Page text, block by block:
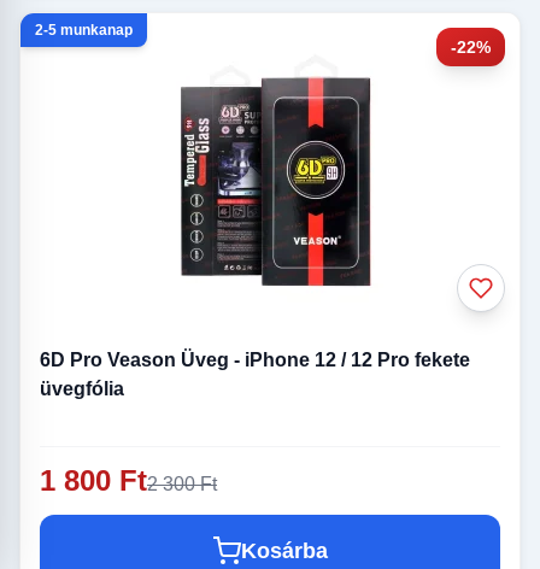
-22%
2-5 munkanap
6D Pro Veason Üveg - iPhone 12 / 12 Pro fekete
üvegfólia
1 800 Ft2 300 Ft
Kosárba